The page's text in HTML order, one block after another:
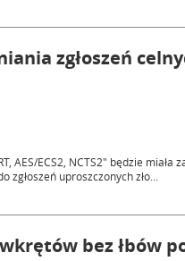
zgłoszeń
AES/ECS2, NCTS2" będzie miała
uproszczonych zło...
bez łbów